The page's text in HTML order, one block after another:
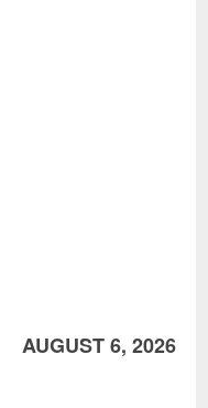
AUGUST 6, 2026